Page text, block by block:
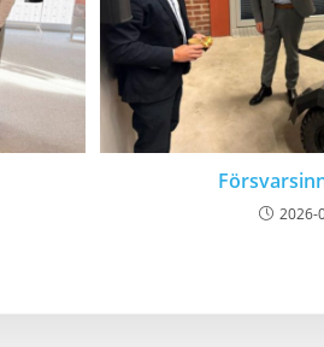
2026-